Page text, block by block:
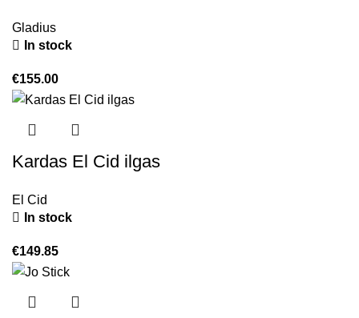
Gladius
In stock
€155.00
Kardas El Cid ilgas
El Cid
In stock
€149.85